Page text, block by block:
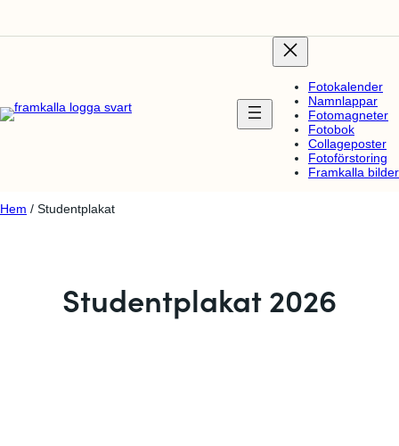
Fotokalender
Namnlappar
Fotomagneter
Fotobok
Collageposter
Fotoförstoring
Framkalla bilder
Hem / Studentplakat
Studentplakat 2026